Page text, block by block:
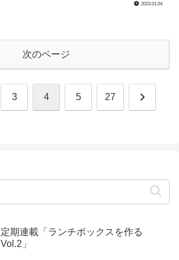
2023.01.04
次のページ
3 4 5 27 次
定期連載「ランチボックスを作る
Vol.2」